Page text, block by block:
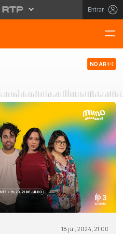
Entrar
NO AR
18 jul, 2024, 21:00